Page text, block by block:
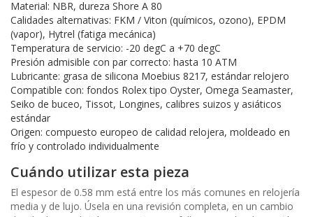
Material: NBR, dureza Shore A 80
Calidades alternativas: FKM / Viton (químicos, ozono), EPDM
(vapor), Hytrel (fatiga mecánica)
Temperatura de servicio: -20 degC a +70 degC
Presión admisible con par correcto: hasta 10 ATM
Lubricante: grasa de silicona Moebius 8217, estándar relojero
Compatible con: fondos Rolex tipo Oyster, Omega Seamaster,
Seiko de buceo, Tissot, Longines, calibres suizos y asiáticos
estándar
Origen: compuesto europeo de calidad relojera, moldeado en
frío y controlado individualmente
Cuándo utilizar esta pieza
El espesor de 0.58 mm está entre los más comunes en relojería
media y de lujo. Úsela en una revisión completa, en un cambio